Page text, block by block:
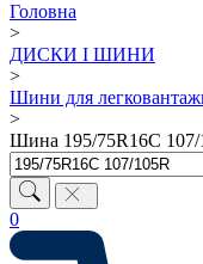
Головна
>
ДИСКИ І ШИНИ
>
Шини для
>
Шина 195/75R16C 107/
0